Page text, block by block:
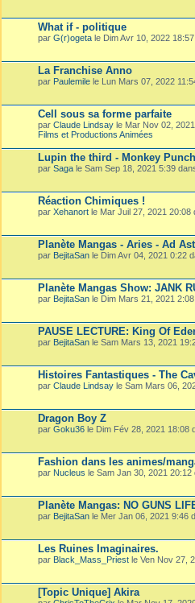
What if - politique
par G(r)ogeta le Dim Avr 10, 2022
La Franchise Anno
par Paulemile le Lun Mars 07, 2022
Cell sous sa forme parfaite
par Claude Lindsay le Mar Nov 02,
Films et Productions Animées
Lupin the third - Monkey Punch
par Saga le Sam Sep 18, 2021 5:39
Réaction Chimiques !
par Xehanort le Mar Juil 27, 2021
Planète Mangas - Aries - Ad
par BejitaSan le Dim Avr 04, 2021 0:22
Planète Mangas Show: JANK
par BejitaSan le Dim Mars 21, 2021
PAUSE LECTURE: King Of
par BejitaSan le Sam Mars 13, 2021
Histoires Fantastiques - The
par Claude Lindsay le Sam Mars 06,
Dragon Boy Z
par Goku36 le Dim Fév 28, 2021 18:08
Fashion dans les animes/
par Nucleus le Sam Jan 30, 2021
Planète Mangas: NO GUNS
par BejitaSan le Mer Jan 06, 2021 9:46
Les Ruines Imaginaires.
par Black_Mass_Priest le Ven Nov 27,
[Topic Unique] Akira